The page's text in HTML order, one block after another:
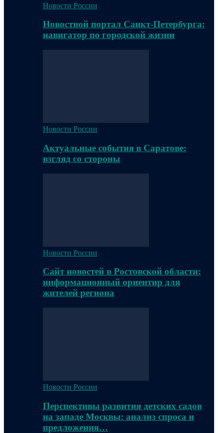
Новости России
Новостной портал Санкт-Петербурга:
навигатор по городской жизни
Новости России
Актуальные события в Саратове:
взгляд со стороны
Новости России
Сайт новостей в Ростовской области:
информационный ориентир для
жителей региона
Новости России
Перспективы развития детских садов
на западе Москвы: анализ спроса и
предложения…